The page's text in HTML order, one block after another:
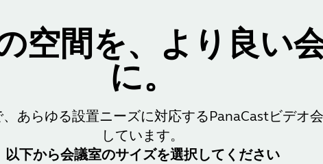
空間を、より良い
に。
あらゆる設置ニーズに対応するPanaCastビデオ
しています。
以下から会議室のサイズを選択してください